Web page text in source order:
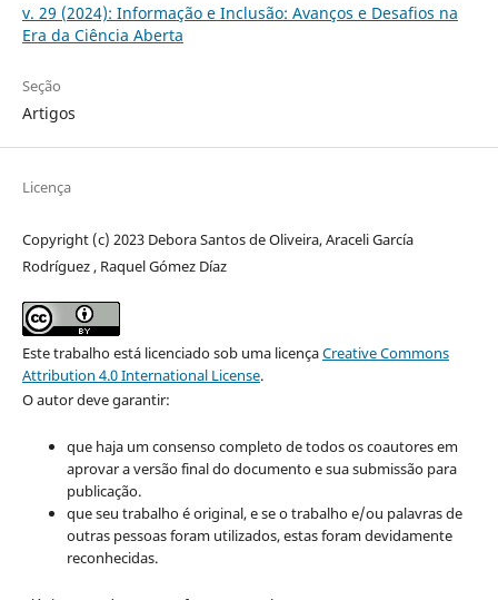
v. 29 (2024): Informação e Inclusão: Avanços e Desafios na
Era da Ciência Aberta
Seção
Artigos
Licença
Copyright (c) 2023 Debora Santos de Oliveira, Araceli García
Rodríguez , Raquel Gómez Díaz
Este trabalho está licenciado sob uma licençaCreative Commons
Attribution 4.0 International License.
O autor deve garantir:
que haja um consenso completo de todos os coautores em
aprovar a versão final do documento e sua submissão para
publicação.
que seu trabalho é original, e se o trabalho e/ou palavras de
outras pessoas foram utilizados, estas foram devidamente
reconhecidas.